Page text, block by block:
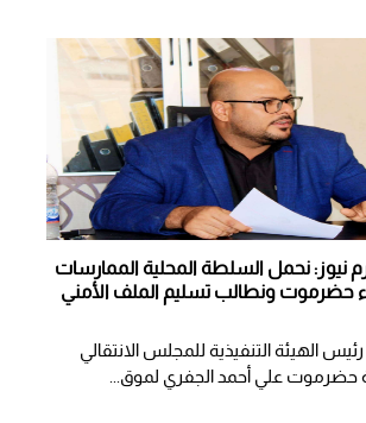
نيوز: نحمل السلطة المحلية الممارسات
حضرموت ونطالب تسليم الملف الأمني
رئيس الهيئة التنفيذية للمجلس الانتقالي
حضرموت علي أحمد الجفري لموق...